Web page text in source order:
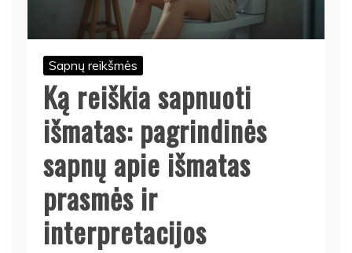
Sapnų reikšmės
Ką reiškia sapnuoti
išmatas: pagrindinės
sapnų apie išmatas
prasmės ir
interpretacijos